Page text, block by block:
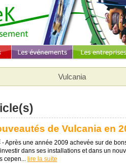
Vulcania
de Vulcania en
- Après une année 2009 achevée sur de
dans ses installations et dans un
cepen... lire la suite